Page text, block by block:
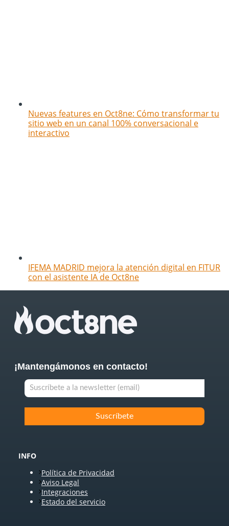
Nuevas features en Oct8ne: Cómo transformar tu
sitio web en un canal 100% conversacional e
interactivo
IFEMA MADRID mejora la atención digital en FITUR
con el asistente IA de Oct8ne
¡Mantengámonos en contacto!
INFO
Política de Privacidad
Aviso Legal
Integraciones
Estado del servicio